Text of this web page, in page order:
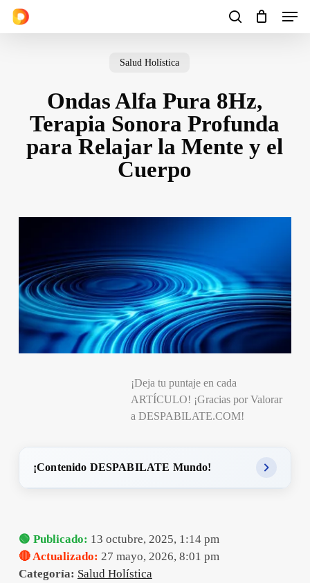
Skip
search
Menu
Cart Close
Salud Holística
Ondas Alfa Pura 8Hz,
Terapia Sonora Profunda
para Relajar la Mente y el
Cuerpo
¡Deja tu puntaje en cada
ARTÍCULO! ¡Gracias por Valorar
a DESPABILATE.COM!
¡Contenido DESPABILATE Mundo!
🟢 Publicado: 13 octubre, 2025, 1:14 pm
🔴 Actualizado: 27 mayo, 2026, 8:01 pm
Categoría: Salud Holística